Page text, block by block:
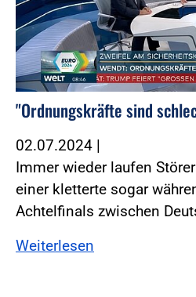
"Ordnungskräfte sind
02.07.2024 |
Immer wieder laufen
einer kletterte sogar
Achtelfinals zwischen
Weiterlesen